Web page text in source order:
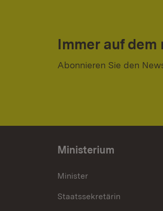
Immer auf
Abonnieren Sie den
Ministerium
Minister
Staatssekretärin